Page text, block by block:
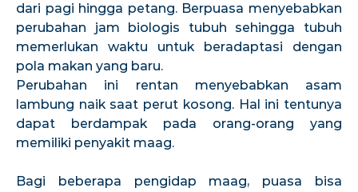
dari pagi hingga petang. Berpuasa menyebabkan
perubahan jam biologis tubuh sehingga tubuh
memerlukan waktu untuk beradaptasi dengan
pola makan yang baru.
Perubahan ini rentan menyebabkan asam
lambung naik saat perut kosong. Hal ini tentunya
dapat berdampak pada orang-orang yang
memiliki penyakit maag.
Bagi beberapa pengidap maag, puasa bisa